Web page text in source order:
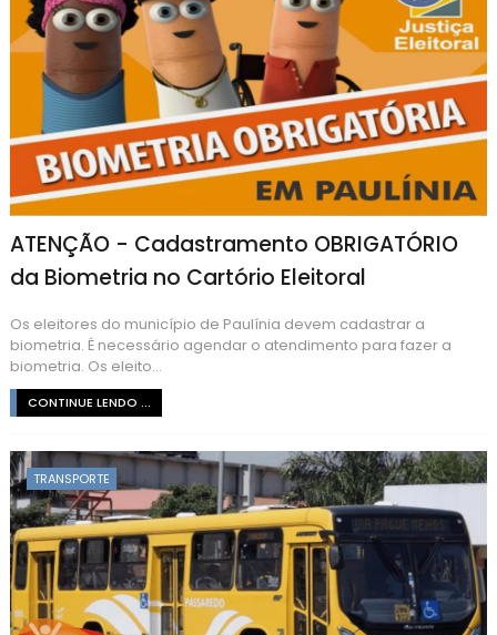
ATENÇÃO - Cadastramento OBRIGATÓRIO
da Biometria no Cartório Eleitoral
Os eleitores do município de Paulínia devem cadastrar a
biometria. É necessário agendar o atendimento para fazer a
biometria. Os eleito...
CONTINUE LENDO ...
TRANSPORTE